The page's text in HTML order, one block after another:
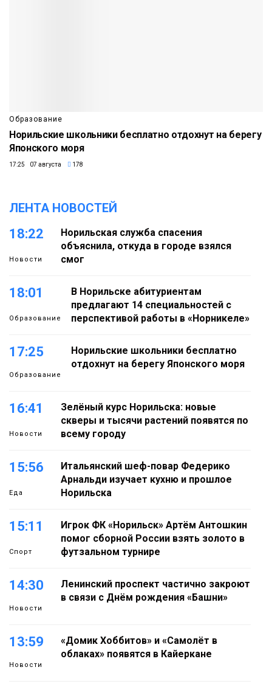
Образование
Норильские школьники бесплатно отдохнут на берегу
Японского моря
17:25 07 августа 178
ЛЕНТА НОВОСТЕЙ
18:22
Новости
Норильская служба спасения
объяснила, откуда в городе взялся
смог
18:01
Образование
В Норильске абитуриентам
предлагают 14 специальностей с
перспективой работы в «Норникеле»
17:25
Образование
Норильские школьники бесплатно
отдохнут на берегу Японского моря
16:41
Новости
Зелёный курс Норильска: новые
скверы и тысячи растений появятся по
всему городу
15:56
Еда
Итальянский шеф-повар Федерико
Арнальди изучает кухню и прошлое
Норильска
15:11
Спорт
Игрок ФК «Норильск» Артём Антошкин
помог сборной России взять золото в
футзальном турнире
14:30
Новости
Ленинский проспект частично закроют
в связи с Днём рождения «Башни»
13:59
Новости
«Домик Хоббитов» и «Самолёт в
облаках» появятся в Кайеркане